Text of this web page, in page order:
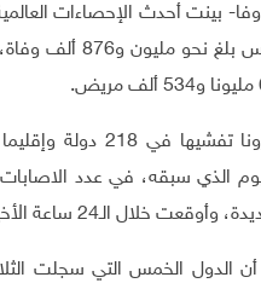
6-1-2021 وفا- بينت أحدث
وتواصل جائحة
الدول الخمس التي سجلت